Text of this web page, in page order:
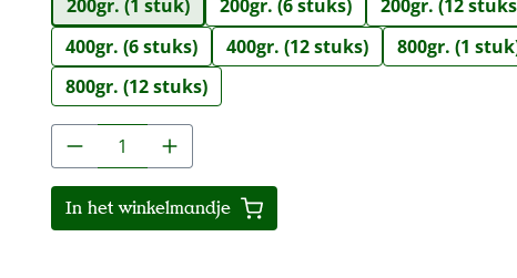
200gr. (1 stuk)
200gr. (6 stuks) 200gr. (12
400gr. (6 stuks)
400gr. (12 stuks) 800gr. (1
800gr. (12 stuks)
Producthoeveelheid: Voer de
In het winkelmandje